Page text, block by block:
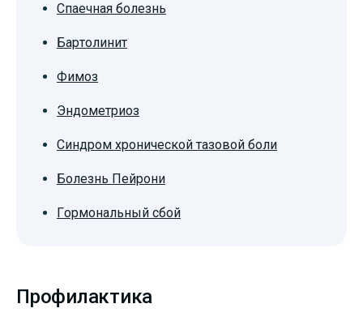
Спаечная болезнь
Бартолинит
Фимоз
Эндометриоз
Синдром хронической тазовой боли
Болезнь Пейрони
Гормональный сбой
Профилактика